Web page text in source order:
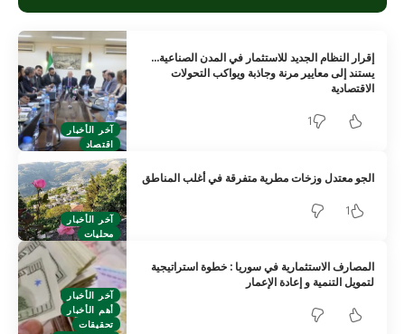
آخر الأخبار
اقتصاد
إقرار النظام الجديد للاستثمار في المدن الصناعية…
يستند إلى معايير مرنة وجاذبة ويواكب التحولات
الاقتصادية
1
آخر الأخبار
محليات
الجو معتدل وزخات مطرية متفرقة في أغلب المناطق
1
آخر الأخبار
أهم الأخبار
تحقيقات
المصارف الاستثمارية في سوريا : خطوة استراتيجية
لتمويل التنمية و إعادة الإعمار